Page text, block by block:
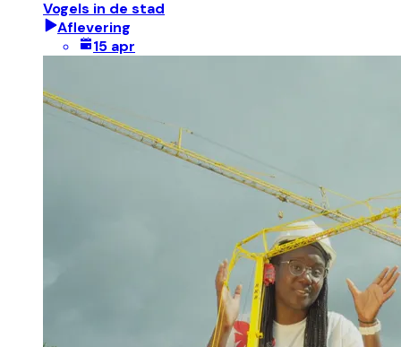
Vogels in de stad
Aflevering
15 apr